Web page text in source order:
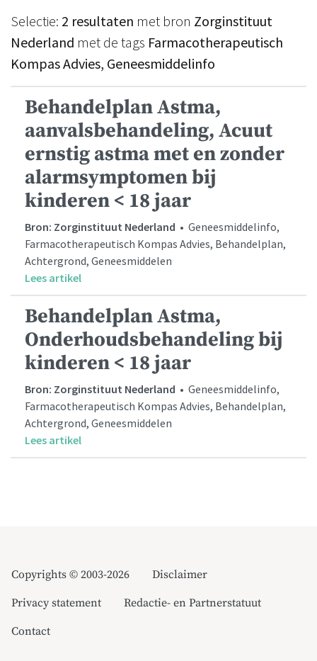
Selectie: 2 resultaten met bron Zorginstituut
Nederland met de tags Farmacotherapeutisch
Kompas Advies, Geneesmiddelinfo
Behandelplan Astma,
aanvalsbehandeling, Acuut
ernstig astma met en zonder
alarmsymptomen bij
kinderen < 18 jaar
Bron: Zorginstituut Nederland • Geneesmiddelinfo,
Farmacotherapeutisch Kompas Advies, Behandelplan,
Achtergrond, Geneesmiddelen
Lees artikel
Behandelplan Astma,
Onderhoudsbehandeling bij
kinderen < 18 jaar
Bron: Zorginstituut Nederland • Geneesmiddelinfo,
Farmacotherapeutisch Kompas Advies, Behandelplan,
Achtergrond, Geneesmiddelen
Lees artikel
Copyrights © 2003-2026
Disclaimer
Privacy statement
Redactie- en Partnerstatuut
Contact